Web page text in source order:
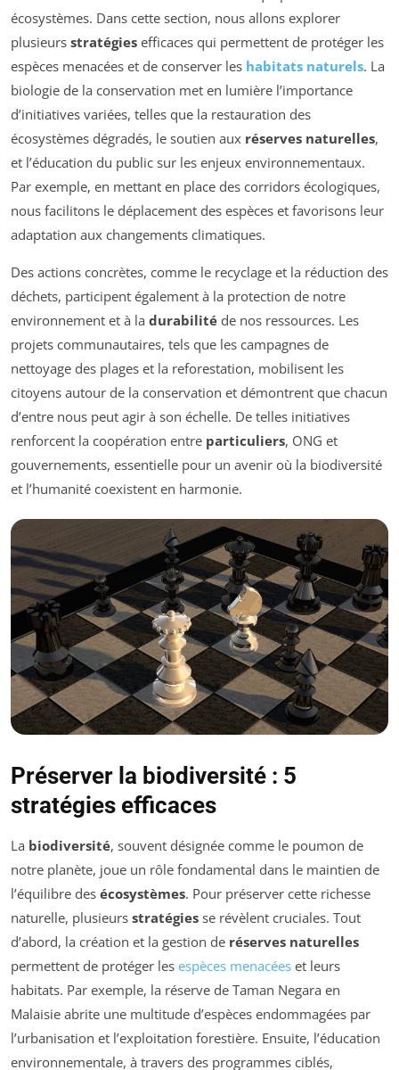
écosystèmes. Dans cette section, nous allons explorer
plusieurs stratégies efficaces qui permettent de protéger les
espèces menacées et de conserver les habitats naturels. La
biologie de la conservation met en lumière l’importance
d’initiatives variées, telles que la restauration des
écosystèmes dégradés, le soutien aux réserves naturelles,
et l’éducation du public sur les enjeux environnementaux.
Par exemple, en mettant en place des corridors écologiques,
nous facilitons le déplacement des espèces et favorisons leur
adaptation aux changements climatiques.
Des actions concrètes, comme le recyclage et la réduction des
déchets, participent également à la protection de notre
environnement et à la durabilité de nos ressources. Les
projets communautaires, tels que les campagnes de
nettoyage des plages et la reforestation, mobilisent les
citoyens autour de la conservation et démontrent que chacun
d’entre nous peut agir à son échelle. De telles initiatives
renforcent la coopération entre particuliers, ONG et
gouvernements, essentielle pour un avenir où la biodiversité
et l’humanité coexistent en harmonie.
Préserver la biodiversité : 5
stratégies efficaces
La biodiversité, souvent désignée comme le poumon de
notre planète, joue un rôle fondamental dans le maintien de
l’équilibre des écosystèmes. Pour préserver cette richesse
naturelle, plusieurs stratégies se révèlent cruciales. Tout
d’abord, la création et la gestion de réserves naturelles
permettent de protéger les espèces menacées et leurs
habitats. Par exemple, la réserve de Taman Negara en
Malaisie abrite une multitude d’espèces endommagées par
l’urbanisation et l’exploitation forestière. Ensuite, l’éducation
environnementale, à travers des programmes ciblés,